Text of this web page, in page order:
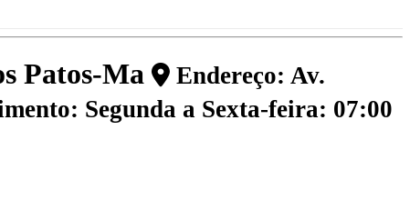
Patos-Ma
Endereço: Av.
Segunda a Sexta-feira: 07:00